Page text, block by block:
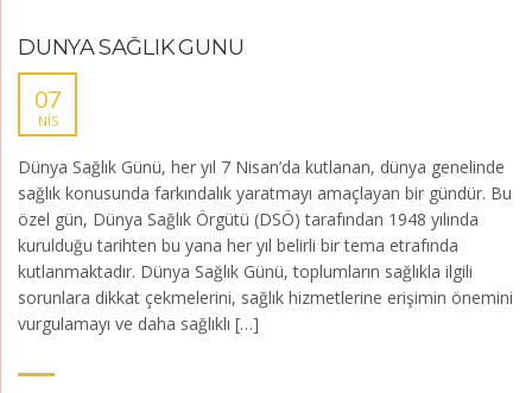
DÜNYA SAĞLIK GÜNÜ
07
NIS
Dünya Sağlık Günü, her yıl 7 Nisan’da kutlanan, dünya genelinde
sağlık konusunda farkındalık yaratmayı amaçlayan bir gündür. Bu
özel gün, Dünya Sağlık Örgütü (DSÖ) tarafından 1948 yılında
kurulduğu tarihten bu yana her yıl belirli bir tema etrafında
kutlanmaktadır. Dünya Sağlık Günü, toplumların sağlıkla ilgili
sorunlara dikkat çekmelerini, sağlık hizmetlerine erişimin önemini
vurgulamayı ve daha sağlıklı […]